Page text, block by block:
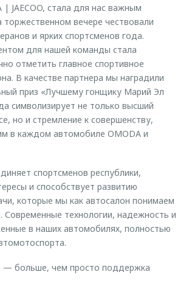
ин
JAECOO, стала для нас важным
торжественном вечере чествовали
и ярких спортсменов года.
для нашей команды стала
отметить главное спортивное
В качестве партнера мы наградили
приз «Лучшему гонщику Марий Эл
символизирует не только высший
но и стремление к совершенству,
в каждом автомобиле OMODA и
спортсменов республики,
и способствует развитию
которые мы как автосалон понимаем
технологии, надежность и
в наших автомобилях, полностью
— больше, чем просто поддержка